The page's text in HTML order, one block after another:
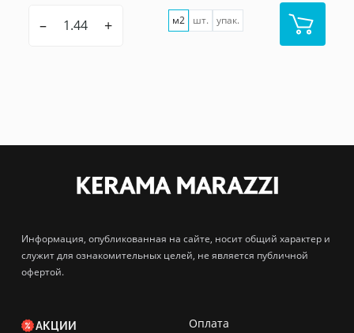
– + м2 шт. упак.
Информация, опубликованная на сайте, носит общий характер и
служит для ознакомительных целей, не является публичной
офертой.
АКЦИИ Оплата